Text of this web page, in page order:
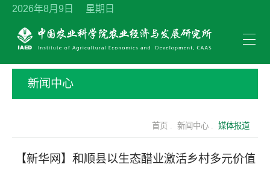
2026年8月9日 星期日
新闻中心
首页 . 新闻中心 . 媒体报道
【新华网】和顺县以生态醋业激活乡村多元价值